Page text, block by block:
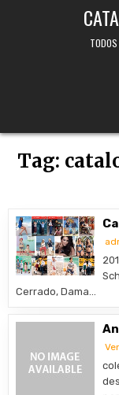
Tag:
Cerrado, Dama…